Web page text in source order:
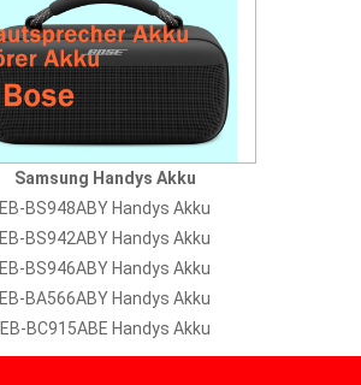
Samsung Handys Akku
EB-BS948ABY Handys Akku
EB-BS942ABY Handys Akku
EB-BS946ABY Handys Akku
EB-BA566ABY Handys Akku
EB-BC915ABE Handys Akku